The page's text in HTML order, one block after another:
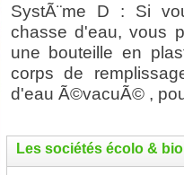
SystÃ¨me D : Si
chasse d'eau, vous
une bouteille en
corps de
d'eau Ã©vacuÃ© ,
Les sociétés écolo & bio